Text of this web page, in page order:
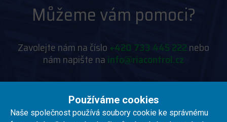
Používáme cookies
Naše společnost používá soubory cookie ke správnému
Můžeme vám pomoci?
Zavolejte nám na číslo+420 733 445 222nebo
nám napište nainfo@riacontrol.cz